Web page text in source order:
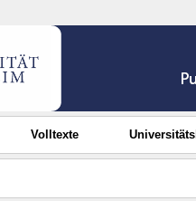
Volltexte